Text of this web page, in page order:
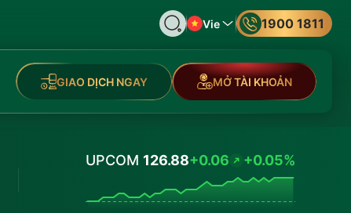
Vie 1900 1811
GIAO DỊCH NGAY MỞ TÀI KHOẢN
UPCOM 126.88+0.06 +0.05%